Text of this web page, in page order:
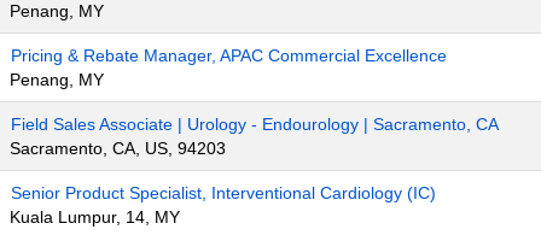
Penang, MY
Pricing & Rebate Manager, APAC Commercial Excellence
Penang, MY
Field Sales Associate | Urology - Endourology | Sacramento, CA
Sacramento, CA, US, 94203
Senior Product Specialist, Interventional Cardiology (IC)
Kuala Lumpur, 14, MY